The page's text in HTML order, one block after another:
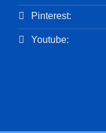
Pinterest:
Youtube: